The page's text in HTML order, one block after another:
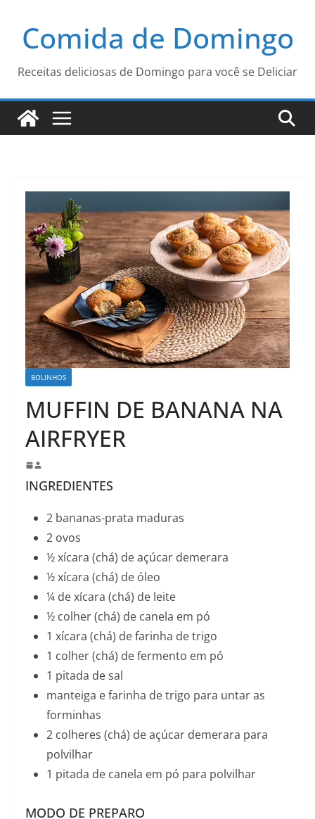
conteúdo
Comida de Domingo
Receitas deliciosas de Domingo para você se Deliciar
BOLINHOS
MUFFIN DE BANANA NA
AIRFRYER
INGREDIENTES
2 bananas-prata maduras
2 ovos
½ xícara (chá) de açúcar demerara
½ xícara (chá) de óleo
¼ de xícara (chá) de leite
½ colher (chá) de canela em pó
1 xícara (chá) de farinha de trigo
1 colher (chá) de fermento em pó
1 pitada de sal
manteiga e farinha de trigo para untar as
forminhas
2 colheres (chá) de açúcar demerara para
polvilhar
1 pitada de canela em pó para polvilhar
MODO DE PREPARO